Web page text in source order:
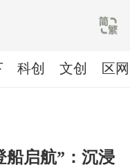
科创 文创 区网
船启航”：沉浸